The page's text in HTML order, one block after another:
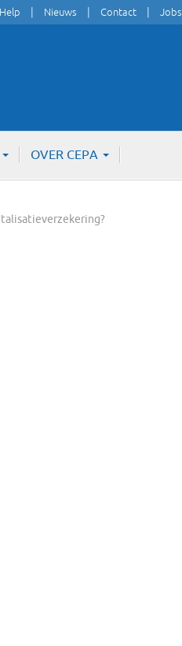
Help Nieuws Contact Jobs
OVER CEPA